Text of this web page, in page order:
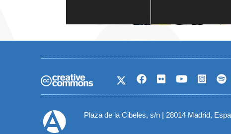
Plaza de la Cibeles, s/n | 28014 Madrid,